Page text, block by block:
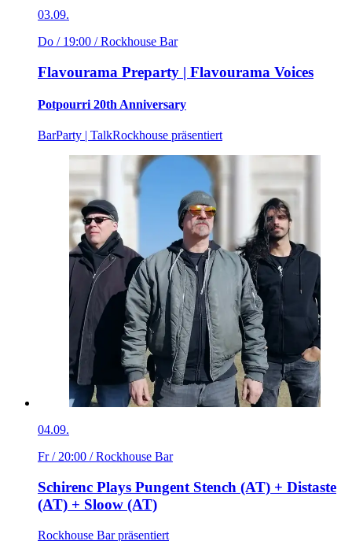
03.09.
Do / 19:00 / Rockhouse Bar
Flavourama Preparty | Flavourama Voices
Potpourri 20th Anniversary
BarParty | TalkRockhouse präsentiert
04.09.
Fr / 20:00 / Rockhouse Bar
Schirenc Plays Pungent Stench (AT) + Distaste
(AT) + Sloow (AT)
Rockhouse Bar präsentiert